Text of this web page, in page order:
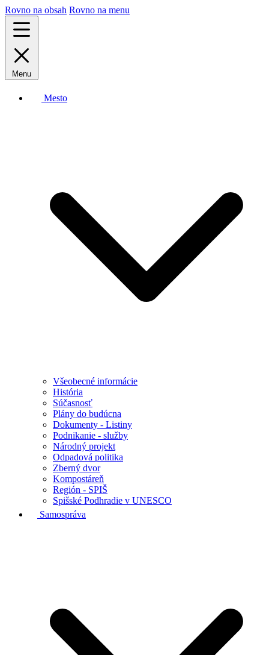
Rovno na obsah Rovno na menu
Menu
Mesto
Všeobecné informácie
História
Súčasnosť
Plány do budúcna
Dokumenty - Listiny
Podnikanie - služby
Národný projekt
Odpadová politika
Zberný dvor
Kompostáreň
Región - SPIŠ
Spišské Podhradie v UNESCO
Samospráva